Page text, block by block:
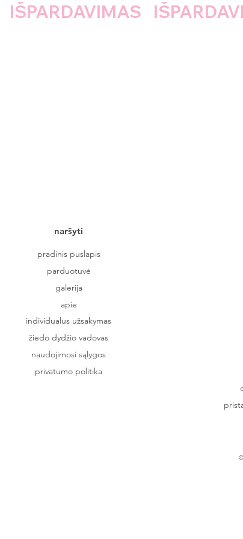
naršyti
pradinis puslapis
parduotuvė
galerija
apie
individualus užsakymas
žiedo dydžio vadovas
naudojimosi sąlygos
privatumo politika